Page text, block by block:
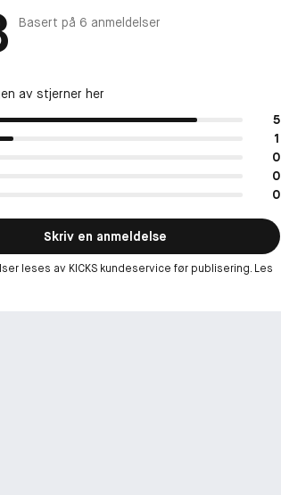
Basert på 6 anmeldelser
av stjerner her
5
1
0
0
0
Skriv en anmeldelse
leses av KICKS kundeservice før publisering. Les